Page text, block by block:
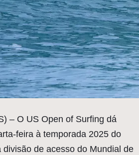
– O US Open of Surfing dá
feira à temporada 2025 do
divisão de acesso do Mundial de